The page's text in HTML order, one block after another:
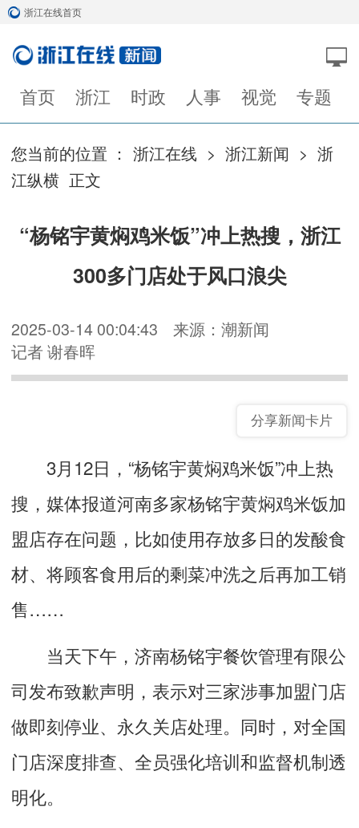
浙江在线首页
首页 浙江 时政 人事 视觉 专题
您当前的位置 ： 浙江在线 > 浙江新闻 > 浙
江纵横 正文
“杨铭宇黄焖鸡米饭”冲上热搜，浙江
300多门店处于风口浪尖
2025-03-14 00:04:43
来源：潮新闻
记者 谢春晖
分享新闻卡片
3月12日，“杨铭宇黄焖鸡米饭”冲上热
搜，媒体报道河南多家杨铭宇黄焖鸡米饭加
盟店存在问题，比如使用存放多日的发酸食
材、将顾客食用后的剩菜冲洗之后再加工销
售……
当天下午，济南杨铭宇餐饮管理有限公
司发布致歉声明，表示对三家涉事加盟门店
做即刻停业、永久关店处理。同时，对全国
门店深度排查、全员强化培训和监督机制透
明化。